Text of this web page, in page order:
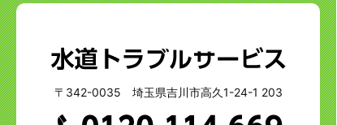
〒342-0035 埼玉県吉川市高久1-24-1 203